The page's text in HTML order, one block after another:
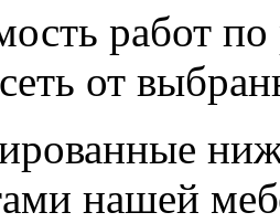
работ
от
нашей